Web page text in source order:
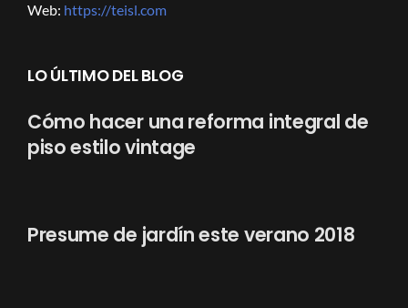
Web: https://teisl.com
LO ÚLTIMO DEL BLOG
Cómo hacer una reforma integral de
piso estilo vintage
Presume de jardín este verano 2018